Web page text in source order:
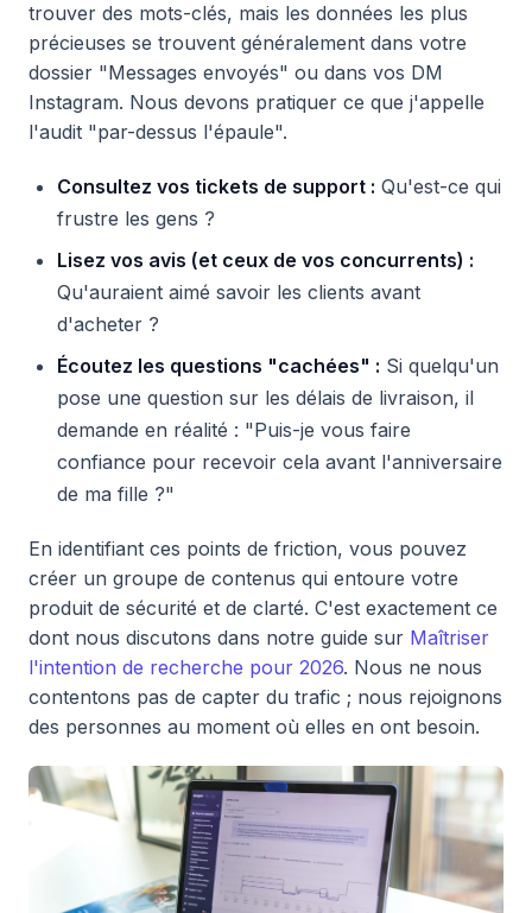
trouver des mots-clés, mais les données les plus
précieuses se trouvent généralement dans votre
dossier "Messages envoyés" ou dans vos DM
Instagram. Nous devons pratiquer ce que j'appelle
l'audit "par-dessus l'épaule".
Consultez vos tickets de support : Qu'est-ce qui
frustre les gens ?
Lisez vos avis (et ceux de vos concurrents) :
Qu'auraient aimé savoir les clients avant
d'acheter ?
Écoutez les questions "cachées" : Si quelqu'un
pose une question sur les délais de livraison, il
demande en réalité : "Puis-je vous faire
confiance pour recevoir cela avant l'anniversaire
de ma fille ?"
En identifiant ces points de friction, vous pouvez
créer un groupe de contenus qui entoure votre
produit de sécurité et de clarté. C'est exactement ce
dont nous discutons dans notre guide sur Maîtriser
l'intention de recherche pour 2026. Nous ne nous
contentons pas de capter du trafic ; nous rejoignons
des personnes au moment où elles en ont besoin.